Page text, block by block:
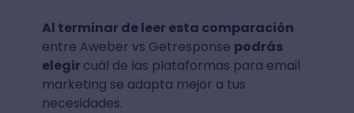
Al terminar de leer esta comparación
entre Aweber vs Getresponse podrás
elegir cuál de las plataformas para email
marketing se adapta mejor a tus
necesidades.